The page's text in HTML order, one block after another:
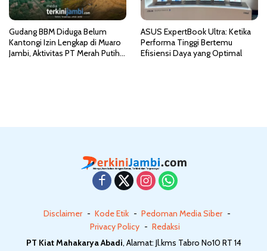
Gudang BBM Diduga Belum
Kantongi Izin Lengkap di Muaro
Jambi, Aktivitas PT Merah Putih
ASUS ExpertBook Ultra: Ketika
Performa Tinggi Bertemu
Efisiensi Daya yang Optimal
Disclaimer Kode Etik
Pedoman Media Siber
Privacy Policy
Redaksi
PT Kiat Mahakarya Abadi, Alamat: Jl.kms Tabro No10 RT 14